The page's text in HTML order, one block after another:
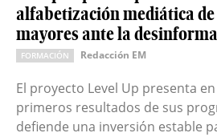
alfabetización mediática
mayores ante la
FORMACIÓN Redacción EM
El proyecto Level Up presenta
primeros resultados de sus
defiende una inversión estable